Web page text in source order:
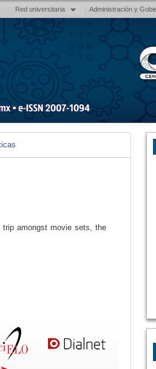
Red universitaria Administración y
amongst movie sets, the